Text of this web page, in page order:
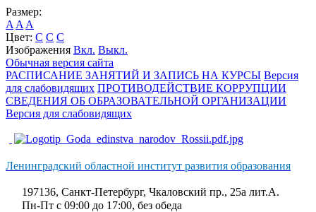
Размер:
A A A
Цвет: C C C
Изображения Вкл. Выкл.
Обычная версия сайта
РАСПИСАНИЕ ЗАНЯТИЙ И ЗАПИСЬ НА КУРСЫ Версия
для слабовидящих ПРОТИВОДЕЙСТВИЕ КОРРУПЦИИ
СВЕДЕНИЯ ОБ ОБРАЗОВАТЕЛЬНОЙ ОРГАНИЗАЦИИ
Версия для слабовидящих
Ленинградский областной институт развития образования
197136, Санкт-Петербург, Чкаловский пр., 25а лит.А.
Пн-Пт с 09:00 до 17:00, без обеда